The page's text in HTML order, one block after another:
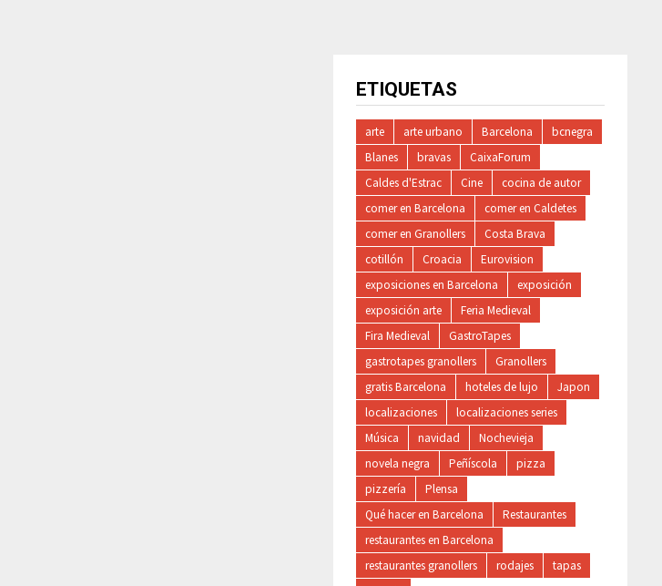
ETIQUETAS
arte arte urbano Barcelona
bcnegra
Blanes
bravas
CaixaForum
Caldes d'Estrac
Cine
cocina de autor
comer en Barcelona
comer en Caldetes
comer en Granollers
Costa Brava
cotillón
Croacia
Eurovision
exposiciones en Barcelona
exposición
exposición arte
Feria Medieval
Fira Medieval
GastroTapes
gastrotapes granollers
Granollers
gratis Barcelona
hoteles de lujo
Japon
localizaciones
localizaciones series
Música
navidad
Nochevieja
novela negra
Peñíscola
pizza
pizzería
Plensa
Qué hacer en Barcelona
Restaurantes
restaurantes en Barcelona
restaurantes granollers
rodajes
tapas